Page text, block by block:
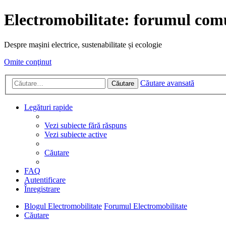
Electromobilitate: forumul
Despre mașini electrice, sustenabilitate și ecologie
Omite conţinut
Căutare Căutare avansată
Legături rapide
Vezi subiecte fără răspuns
Vezi subiecte active
Căutare
FAQ
Autentificare
Înregistrare
Blogul Electromobilitate Forumul Electromobilitate
Căutare